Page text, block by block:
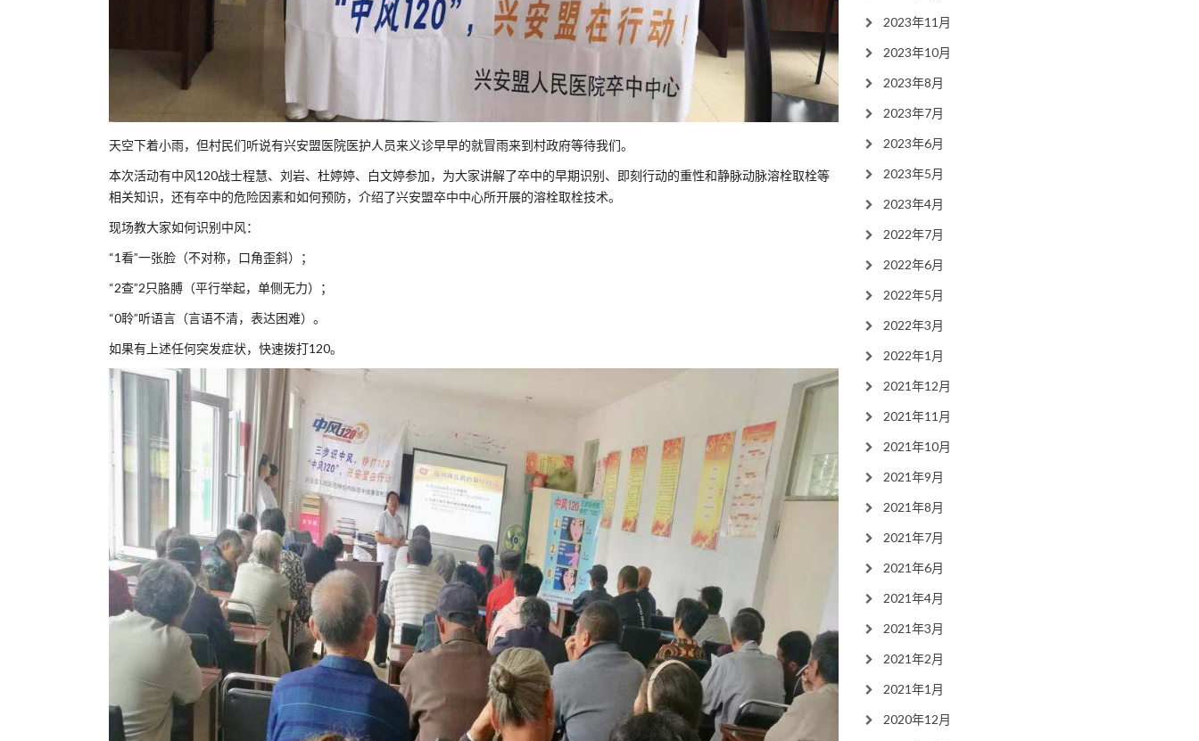
天空下着小雨，但村民们听说有兴安盟医院医护人员来义诊早早的就冒雨来到村政府等待我们。
本次活动有中风120战士程慧、刘岩、杜婷婷、白文婷参加，为大家讲解了卒中的早期识别、即刻行动的重性和静脉动脉溶栓取栓等
相关知识，还有卒中的危险因素和如何预防，介绍了兴安盟卒中中心所开展的溶栓取栓技术。
现场教大家如何识别中风：
“1看”一张脸（不对称，口角歪斜）；
“2查”2只胳膊（平行举起，单侧无力）；
“0聆”听语言（言语不清，表达困难）。
如果有上述任何突发症状，快速拨打120。
2023年11月
2023年10月
2023年8月
2023年7月
2023年6月
2023年5月
2023年4月
2022年7月
2022年6月
2022年5月
2022年3月
2022年1月
2021年12月
2021年11月
2021年10月
2021年9月
2021年8月
2021年7月
2021年6月
2021年4月
2021年3月
2021年2月
2021年1月
2020年12月